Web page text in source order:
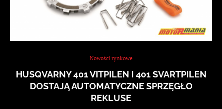
Nowości rynkowe
HUSQVARNY 401 VITPILEN I 401 SVARTPILEN
DOSTAJĄ AUTOMATYCZNE SPRZĘGŁO
REKLUSE